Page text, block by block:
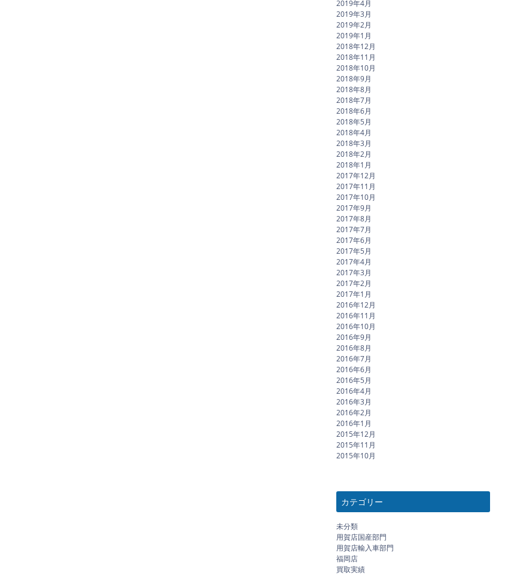
2019年4月
2019年3月
2019年2月
2019年1月
2018年12月
2018年11月
2018年10月
2018年9月
2018年8月
2018年7月
2018年6月
2018年5月
2018年4月
2018年3月
2018年2月
2018年1月
2017年12月
2017年11月
2017年10月
2017年9月
2017年8月
2017年7月
2017年6月
2017年5月
2017年4月
2017年3月
2017年2月
2017年1月
2016年12月
2016年11月
2016年10月
2016年9月
2016年8月
2016年7月
2016年6月
2016年5月
2016年4月
2016年3月
2016年2月
2016年1月
2015年12月
2015年11月
2015年10月
カテゴリー
未分類
用賀店国産部門
用賀店輸入車部門
福岡店
買取実績